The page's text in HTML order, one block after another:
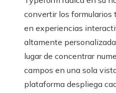
convertir los formularios
en experiencias
altamente
lugar de concentrar
campos en una sola
plataforma despliega